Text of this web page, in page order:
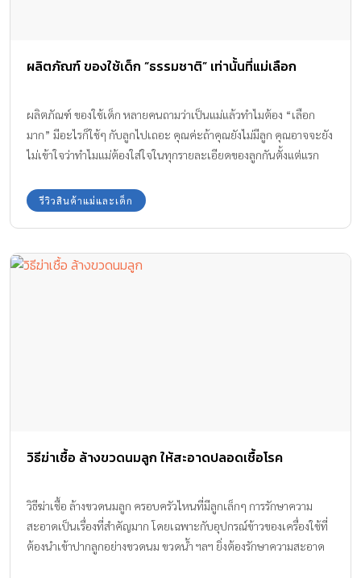
ผลิตภัณฑ์ ของใช้เด็ก “ธรรมชาติ” เท่านั้นที่แม่เลือก
ผลิตภัณฑ์ ของใช้เด็ก หลายคนถามว่าเป็นแม่แล้วทำไมต้อง “เลือก
มาก” มีอะไรก็ใช้ๆ กับลูกไปเถอะ คุณค่ะถ้าคุณยังไม่มีลูก คุณอาจจะยัง
ไม่เข้าใจว่าทำไมแม่ต้องใส่ใจในทุกรายละเอียดของลูกกันตั้งแต่แรก
ใช้กับเด็กเท่านั้น!!
รีวิวสินค้าแม่และเด็ก
วิธีฆ่าเชื้อ ล้างขวดนมลูก ให้สะอาดปลอดเชื้อโรค
วิธีฆ่าเชื้อ ล้างขวดนมลูก ครอบครัวไหนที่มีลูกเล็กๆ การรักษาความ
สะอาดเป็นเรื่องที่สำคัญมาก โดยเฉพาะกับอุปกรณ์ข้าวของเครื่องใช้ที่
ต้องนำเข้าปากลูกอย่างขวดนม ขวดน้ำ ฯลฯ ยิ่งต้องรักษาความสะอาด